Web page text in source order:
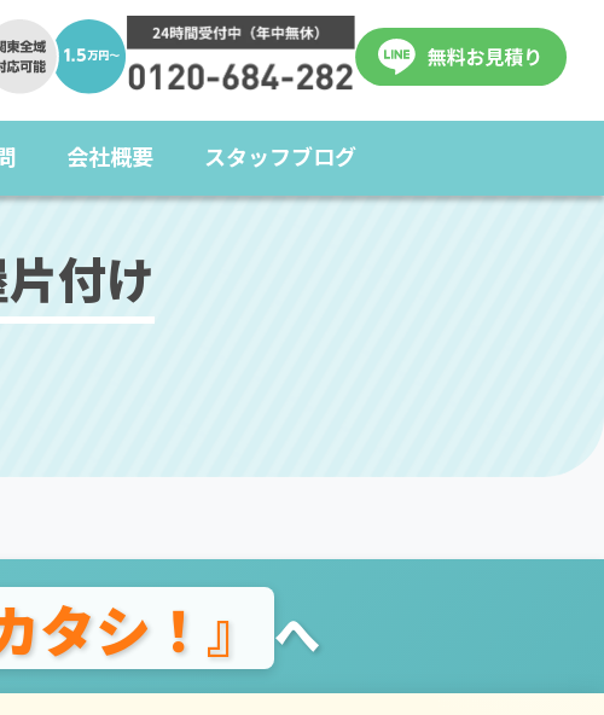
会社概要 スタッフブログ
付け
タシ！』 へ